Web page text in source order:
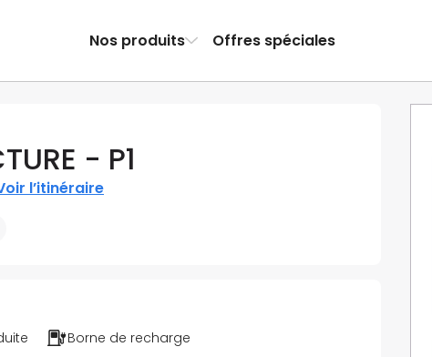
Nos produits Offres spéciales
- P1
l’itinéraire
Borne de recharge